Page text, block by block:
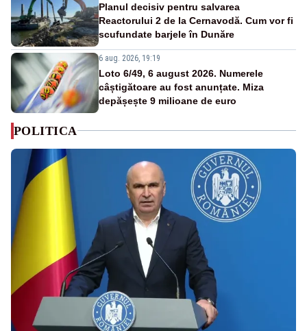
Planul decisiv pentru salvarea
Reactorului 2 de la Cernavodă. Cum vor fi
scufundate barjele în Dunăre
6 aug. 2026, 19:19
Loto 6/49, 6 august 2026. Numerele
câștigătoare au fost anunțate. Miza
depășește 9 milioane de euro
POLITICA